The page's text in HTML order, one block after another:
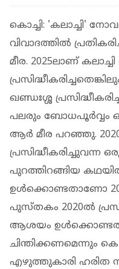
കൊച്ചി: 'കലാച്ചി'
വിവാദത്തില്‍
മീര. 2025ലാണ്
ഖണ്ഡഃശ്ശ
പലരും ബോധപൂര്‍വ്വം
ആര്‍ മീര പറഞ്ഞു.
പ്രസിദ്ധീകരിച്ചുവന്ന
പുറത്തിറങ്ങിയ
ഉള്‍ക്കൊണ്ടതാണോ
പുസ്തകം 2020ല്‍
ആശയം
ചിന്തിക്കണമെന്നും കെ
എഴുത്തുകാരി ഹരിത